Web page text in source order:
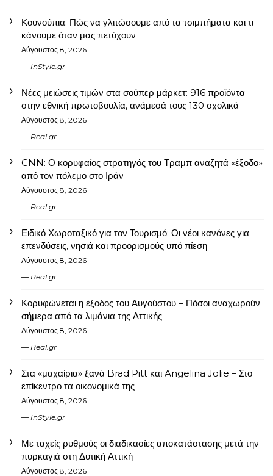
Κουνούπια: Πώς να γλιτώσουμε από τα τσιμπήματα και τι
κάνουμε όταν μας πετύχουν
Αύγουστος 8, 2026
InStyle.gr
Νέες μειώσεις τιμών στα σούπερ μάρκετ: 916 προϊόντα
στην εθνική πρωτοβουλία, ανάμεσά τους 130 σχολικά
Αύγουστος 8, 2026
Real.gr
CNN: Ο κορυφαίος στρατηγός του Τραμπ αναζητά «έξοδο»
από τον πόλεμο στο Ιράν
Αύγουστος 8, 2026
Real.gr
Ειδικό Χωροταξικό για τον Τουρισμό: Οι νέοι κανόνες για
επενδύσεις, νησιά και προορισμούς υπό πίεση
Αύγουστος 8, 2026
Real.gr
Κορυφώνεται η έξοδος του Αυγούστου – Πόσοι αναχωρούν
σήμερα από τα λιμάνια της Αττικής
Αύγουστος 8, 2026
Real.gr
Στα «μαχαίρια» ξανά Brad Pitt και Angelina Jolie – Στο
επίκεντρο τα οικονομικά της
Αύγουστος 8, 2026
InStyle.gr
Με ταχείς ρυθμούς οι διαδικασίες αποκατάστασης μετά την
πυρκαγιά στη Δυτική Αττική
Αύγουστος 8, 2026